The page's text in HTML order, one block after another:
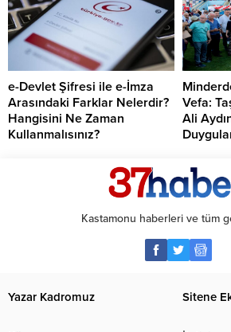
e-Devlet Şifresi ile e-İmza
Arasındaki Farklar Nelerdir?
Hangisini Ne Zaman
Kullanmalısınız?
Vefa:
Ali
Kastamonu haberleri ve tüm
Yazar Kadromuz Sitene